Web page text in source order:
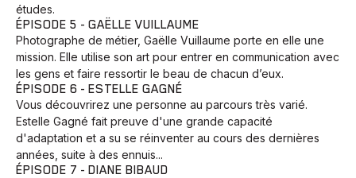
études.
ÉPISODE 5 - GAËLLE VUILLAUME
Photographe de métier, Gaëlle Vuillaume porte en elle une
mission. Elle utilise son art pour entrer en communication avec
les gens et faire ressortir le beau de chacun d’eux.
ÉPISODE 6 - ESTELLE GAGNÉ
Vous découvrirez une personne au parcours très varié.
Estelle Gagné fait preuve d'une grande capacité
d'adaptation et a su se réinventer au cours des dernières
années, suite à des ennuis...
ÉPISODE 7 - DIANE BIBAUD